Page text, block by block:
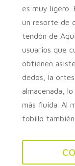
es muy ligero.
un resorte de
tendón de
usuarios que
obtienen
dedos, la
almacenada,
más fluida. Al
tobillo